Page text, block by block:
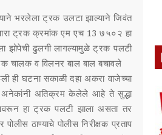
भरलेला ट्रक उलटा झाल्याने जिवंत
ट्रक क्रमांक एम एच 13 ७५०२ हा
झोपेची ढुलगी लागल्यामुळे ट्रक पलटी
चालक व विलनर बाल बाल बचावले
ही घटना सकाळी दहा अकरा वाजेच्या
अनेकांनी अतिक्रम केलेले आहे ते सुद्धा
हा ट्रक पलटी झाला असता तर
ठाण्याचे पोलीस निरीक्षक प्रताप